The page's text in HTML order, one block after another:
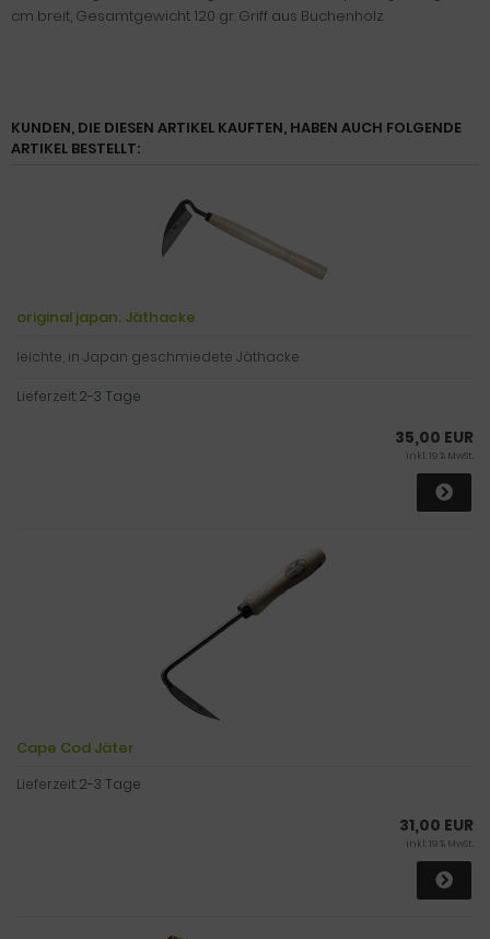
cm breit, Gesamtgewicht 120 gr. Griff aus Buchenholz
KUNDEN, DIE DIESEN ARTIKEL KAUFTEN, HABEN AUCH FOLGENDE
ARTIKEL BESTELLT:
original japan. Jäthacke
leichte, in Japan geschmiedete Jäthacke
Lieferzeit:2-3 Tage
35,00 EUR
inkl. 19 % MwSt.
Cape Cod Jäter
Lieferzeit:2-3 Tage
31,00 EUR
inkl. 19 % MwSt.